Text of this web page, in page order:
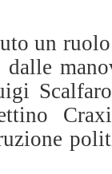
un
dalle